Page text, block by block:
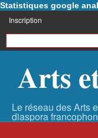
Statistiques google
Inscription
Arts